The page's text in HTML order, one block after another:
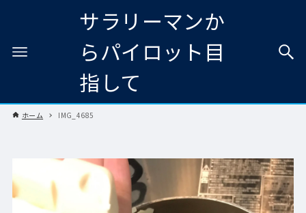
サラリーマンか
らパイロット目
指して
ホーム IMG_4685